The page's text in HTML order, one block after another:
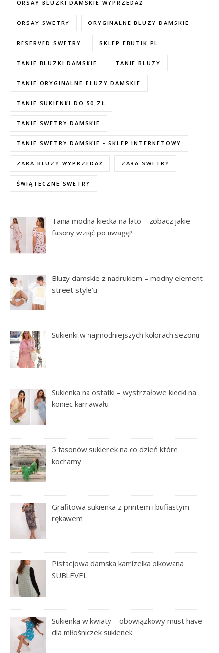
ORSAY BLUZKI DAMSKIE WYPRZEDAŻ
ORSAY SWETRY ORYGINALNE BLUZY DAMSKIE
RESERVED SWETRY SKLEP EBUTIK.PL
TANIE BLUZKI DAMSKIE TANIE BLUZY
TANIE ORYGINALNE BLUZY DAMSKIE
TANIE SUKIENKI DO 50 ZŁ
TANIE SWETRY DAMSKIE
TANIE SWETRY DAMSKIE - SKLEP INTERNETOWY
ZARA BLUZY WYPRZEDAŻ ZARA SWETRY
ŚWIĄTECZNE SWETRY
Tania modna kiecka na lato – zobacz jakie
fasony wziąć po uwagę?
Bluzy damskie z nadrukiem – modny element
street style’u
Sukienki w najmodniejszych kolorach sezonu
Sukienka na ostatki – wystrzałowe kiecki na
koniec karnawału
5 fasonów sukienek na co dzień które
kochamy
Grafitowa sukienka z printem i bufiastym
rękawem
Pistacjowa damska kamizelka pikowana
SUBLEVEL
Sukienka w kwiaty – obowiązkowy must have
dla miłośniczek sukienek